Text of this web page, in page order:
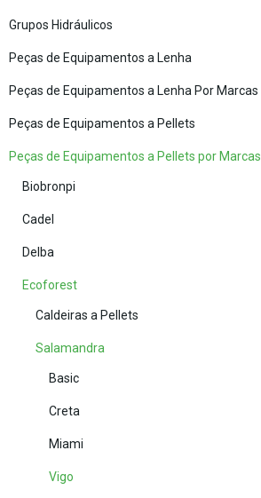
Grupos Hidráulicos
Peças de Equipamentos a Lenha
Peças de Equipamentos a Lenha Por Marcas
Peças de Equipamentos a Pellets
Peças de Equipamentos a Pellets por Marcas
Biobronpi
Cadel
Delba
Ecoforest
Caldeiras a Pellets
Salamandra
Basic
Creta
Miami
Vigo